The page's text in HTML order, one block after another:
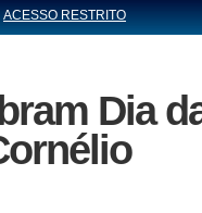
ACESSO RESTRITO
Dia